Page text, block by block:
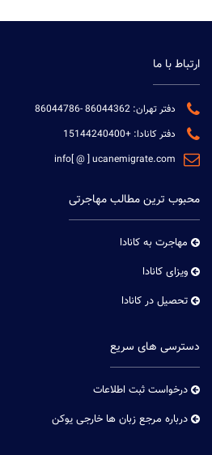
ارتباط با ما
دفتر تهران: 86044362
-
86044786
دفتر کانادا: +15144240400
info[ @ ] ucanemigrate.com
محبوب ترین مطالب مهاجرتی
مهاجرت به کانادا
ویزای کانادا
تحصیل در کانادا
دسترسی های سریع
درخواست ثبت اطلاعات
درباره مرجع زبان ها خارجی یوکن